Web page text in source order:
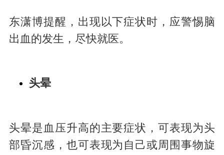
东潇博提醒，出现以下症状时，应警惕脑
出血的发生，尽快就医。
头晕
头晕是血压升高的主要症状，可表现为头
部昏沉感，也可表现为自己或周围事物旋